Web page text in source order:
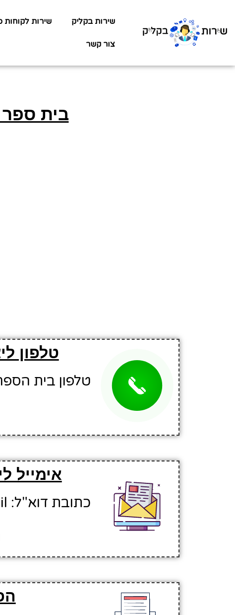
שירות בקליק שירות לקוחות
צור קשר
בית ספר
טלפון
טלפון בית הספר: 04-
אימייל
כתובת דוא"ל: anadlfar@hinuchm.k12.il